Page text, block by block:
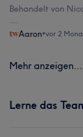
Behandelt von
Aaron•vor 2
Mehr anzeigen...
Lerne das